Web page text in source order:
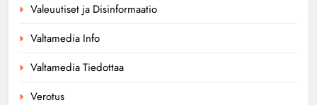
Valeuutiset ja Disinformaatio
Valtamedia Info
Valtamedia Tiedottaa
Verotus